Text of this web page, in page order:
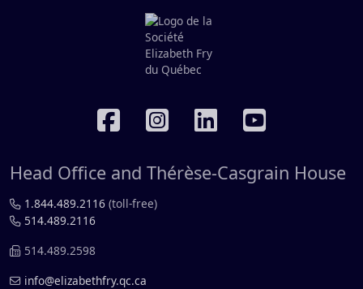
Head Office and Thérèse-Casgrain House
1.844.489.2116 (toll-free)
514.489.2116
514.489.2598
info@elizabethfry.qc.ca